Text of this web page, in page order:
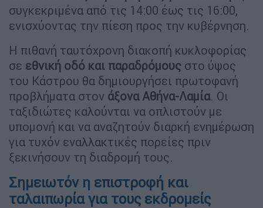
συγκεκριμένα από τις 14:00 έως τις 16:00,
ενισχύοντας την πίεση προς την κυβέρνηση.
Η πιθανή ταυτόχρονη διακοπή κυκλοφορίας
σε εθνική οδό και παραδρόμους στο ύψος
του Κάστρου θα δημιουργήσει πρωτοφανή
προβλήματα στον άξονα Αθήνα-Λαμία. Οι
ταξιδιώτες καλούνται να οπλιστούν με
υπομονή και να αναζητούν διαρκή ενημέρωση
για τυχόν εναλλακτικές πορείες πριν
ξεκινήσουν τη διαδρομή τους.
Σημειωτόν η επιστροφή και
ταλαιπωρία για τους εκδρομείς